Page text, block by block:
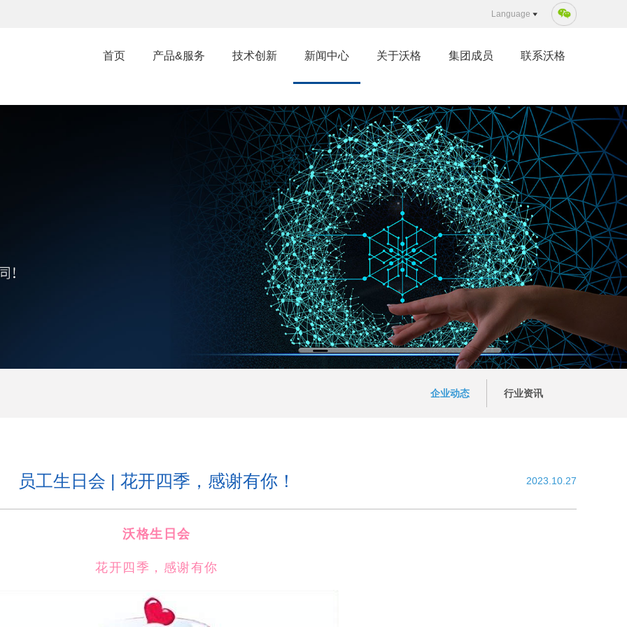
Language
首页 产品&服务 技术创新 新闻中心 关于沃格 集团成员 联系沃格
企业动态 行业资讯
员工生日会 | 花开四季，感谢有你！ 2023.10.27
沃格生日会
花开四季，感谢有你